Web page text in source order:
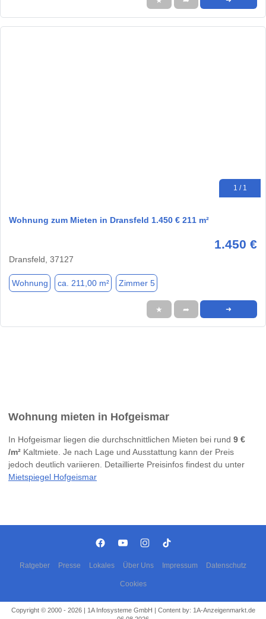
1 / 1
Wohnung zum Mieten in Dransfeld 1.450 € 211 m²
1.450 €
Dransfeld, 37127
Wohnung ca. 211,00 m² Zimmer 5
★ ➦ ➜
Wohnung mieten in Hofgeismar
In Hofgeismar liegen die durchschnittlichen Mieten bei rund 9 €
/m² Kaltmiete. Je nach Lage und Ausstattung kann der Preis
jedoch deutlich variieren. Detaillierte Preisinfos findest du unter
Mietspiegel Hofgeismar
Ratgeber Presse Lokales Über Uns Impressum Datenschutz
Cookies
Copyright © 2000 - 2026 | 1A Infosysteme GmbH | Content by: 1A-Anzeigenmarkt.de